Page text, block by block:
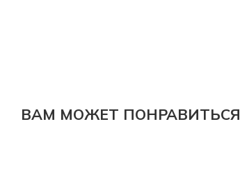
ВАМ МОЖЕТ ПОНРАВИТЬСЯ